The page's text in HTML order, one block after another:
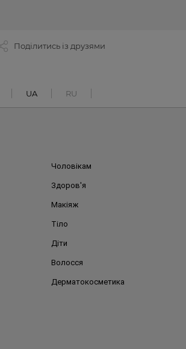
Поділитись із друзями
UA RU
Чоловікам
Здоров'я
Макіяж
Тіло
Діти
Волосся
Дерматокосметика